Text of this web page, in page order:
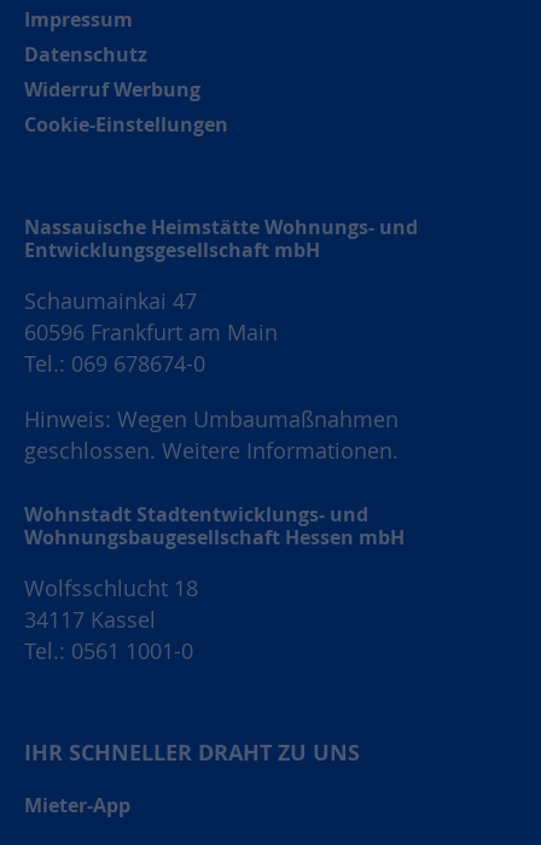
Impressum
Datenschutz
Widerruf Werbung
Cookie-Einstellungen
Nassauische Heimstätte Wohnungs- und
Entwicklungsgesellschaft mbH
Schaumainkai 47
60596 Frankfurt am Main
Tel.: 069 678674-0
Hinweis: Wegen Umbaumaßnahmen
geschlossen. Weitere Informationen.
Wohnstadt Stadtentwicklungs- und
Wohnungsbaugesellschaft Hessen mbH
Wolfsschlucht 18
34117 Kassel
Tel.: 0561 1001-0
IHR SCHNELLER DRAHT ZU UNS
Mieter-App